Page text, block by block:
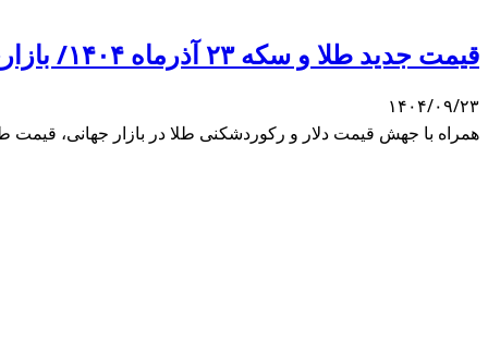
قیمت جدید طلا و سکه ۲۳ آذرماه ۱۴۰۴/ بازاری که انگار صاحبی ندارد!
۱۴۰۴/۰۹/۲۳
همراه با جهش قیمت دلار و رکوردشکنی طلا در بازار جهانی، قیمت